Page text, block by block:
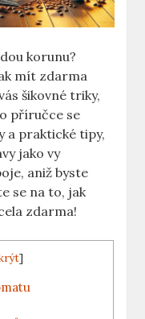
korunu?
mít zdarma
šikovné triky,
příručce se
a praktické tipy,
jako vy
aniž byste
se na to, jak
zdarma!
]